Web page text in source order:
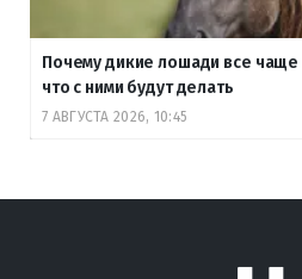
Почему дикие лошади все
что с ними будут делать
7 АВГУСТА 2026, 10:45